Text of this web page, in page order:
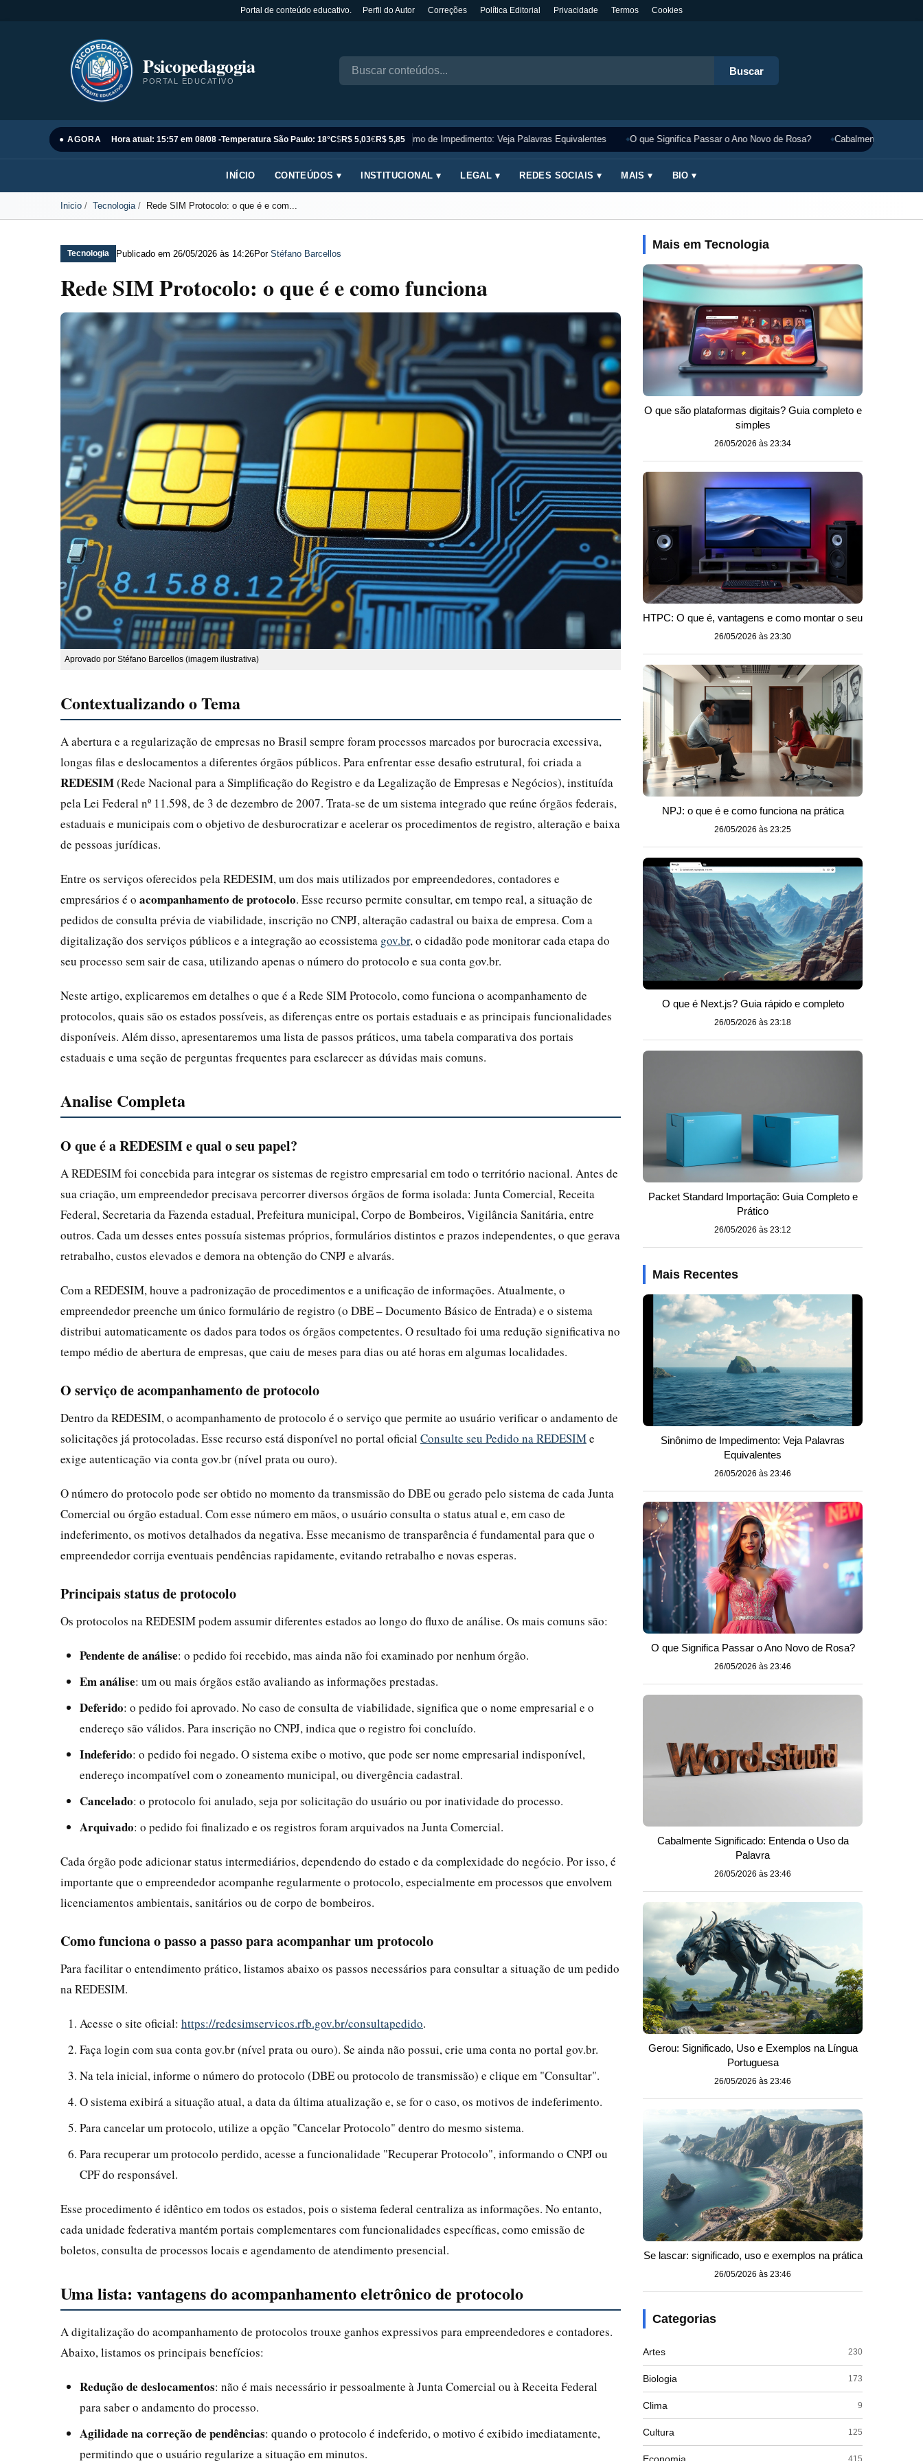
Portal de conteúdo educativo. Perfil do Autor Correções Política Editorial Privacidade Termos Cookies
Psicopedagogia
PORTAL EDUCATIVO
Buscar
● AGORA Hora atual: 15:57 em 08/08 -Temperatura São Paulo: 18°C$R$ 5,03€R$ 5,85
Sinônimo de Impedimento: Veja Palavras Equivalentes O que Significa Passar o Ano Novo de Rosa? Cabalmente
INÍCIO CONTEÚDOS ▾ INSTITUCIONAL ▾ LEGAL ▾ REDES SOCIAIS ▾ MAIS ▾ BIO ▾
Inicio Tecnologia Rede SIM Protocolo: o que é e com...
Tecnologia Publicado em 26/05/2026 às 14:26Por Stéfano Barcellos
Rede SIM Protocolo: o que é e como funciona
Aprovado por Stéfano Barcellos (imagem ilustrativa)
Contextualizando o Tema
A abertura e a regularização de empresas no Brasil sempre foram processos marcados por burocracia excessiva,
longas filas e deslocamentos a diferentes órgãos públicos. Para enfrentar esse desafio estrutural, foi criada a
REDESIM(Rede Nacional para a Simplificação do Registro e da Legalização de Empresas e Negócios), instituída
pela Lei Federal nº 11.598, de 3 de dezembro de 2007. Trata-se de um sistema integrado que reúne órgãos federais,
estaduais e municipais com o objetivo de desburocratizar e acelerar os procedimentos de registro, alteração e baixa
de pessoas jurídicas.
Entre os serviços oferecidos pela REDESIM, um dos mais utilizados por empreendedores, contadores e
empresários é o acompanhamento de protocolo. Esse recurso permite consultar, em tempo real, a situação de
pedidos de consulta prévia de viabilidade, inscrição no CNPJ, alteração cadastral ou baixa de empresa. Com a
digitalização dos serviços públicos e a integração ao ecossistema gov.br, o cidadão pode monitorar cada etapa do
seu processo sem sair de casa, utilizando apenas o número do protocolo e sua conta gov.br.
Neste artigo, explicaremos em detalhes o que é a Rede SIM Protocolo, como funciona o acompanhamento de
protocolos, quais são os estados possíveis, as diferenças entre os portais estaduais e as principais funcionalidades
disponíveis. Além disso, apresentaremos uma lista de passos práticos, uma tabela comparativa dos portais
estaduais e uma seção de perguntas frequentes para esclarecer as dúvidas mais comuns.
Analise Completa
O que é a REDESIM e qual o seu papel?
A REDESIM foi concebida para integrar os sistemas de registro empresarial em todo o território nacional. Antes de
sua criação, um empreendedor precisava percorrer diversos órgãos de forma isolada: Junta Comercial, Receita
Federal, Secretaria da Fazenda estadual, Prefeitura municipal, Corpo de Bombeiros, Vigilância Sanitária, entre
outros. Cada um desses entes possuía sistemas próprios, formulários distintos e prazos independentes, o que gerava
retrabalho, custos elevados e demora na obtenção do CNPJ e alvarás.
Com a REDESIM, houve a padronização de procedimentos e a unificação de informações. Atualmente, o
empreendedor preenche um único formulário de registro (o DBE – Documento Básico de Entrada) e o sistema
distribui automaticamente os dados para todos os órgãos competentes. O resultado foi uma redução significativa no
tempo médio de abertura de empresas, que caiu de meses para dias ou até horas em algumas localidades.
O serviço de acompanhamento de protocolo
Dentro da REDESIM, o acompanhamento de protocolo é o serviço que permite ao usuário verificar o andamento de
solicitações já protocoladas. Esse recurso está disponível no portal oficial Consulte seu Pedido na REDESIMe
exige autenticação via conta gov.br (nível prata ou ouro).
O número do protocolo pode ser obtido no momento da transmissão do DBE ou gerado pelo sistema de cada Junta
Comercial ou órgão estadual. Com esse número em mãos, o usuário consulta o status atual e, em caso de
indeferimento, os motivos detalhados da negativa. Esse mecanismo de transparência é fundamental para que o
empreendedor corrija eventuais pendências rapidamente, evitando retrabalho e novas esperas.
Principais status de protocolo
Os protocolos na REDESIM podem assumir diferentes estados ao longo do fluxo de análise. Os mais comuns são:
Pendente de análise: o pedido foi recebido, mas ainda não foi examinado por nenhum órgão.
Em análise: um ou mais órgãos estão avaliando as informações prestadas.
Deferido: o pedido foi aprovado. No caso de consulta de viabilidade, significa que o nome empresarial e o
endereço são válidos. Para inscrição no CNPJ, indica que o registro foi concluído.
Indeferido: o pedido foi negado. O sistema exibe o motivo, que pode ser nome empresarial indisponível,
endereço incompatível com o zoneamento municipal, ou divergência cadastral.
Cancelado: o protocolo foi anulado, seja por solicitação do usuário ou por inatividade do processo.
Arquivado: o pedido foi finalizado e os registros foram arquivados na Junta Comercial.
Cada órgão pode adicionar status intermediários, dependendo do estado e da complexidade do negócio. Por isso, é
importante que o empreendedor acompanhe regularmente o protocolo, especialmente em processos que envolvem
licenciamentos ambientais, sanitários ou de corpo de bombeiros.
Como funciona o passo a passo para acompanhar um protocolo
Para facilitar o entendimento prático, listamos abaixo os passos necessários para consultar a situação de um pedido
na REDESIM.
Acesse o site oficial: https://redesimservicos.rfb.gov.br/consultapedido.
Faça login com sua conta gov.br (nível prata ou ouro). Se ainda não possui, crie uma conta no portal gov.br.
Na tela inicial, informe o número do protocolo (DBE ou protocolo de transmissão) e clique em "Consultar".
O sistema exibirá a situação atual, a data da última atualização e, se for o caso, os motivos de indeferimento.
Para cancelar um protocolo, utilize a opção "Cancelar Protocolo" dentro do mesmo sistema.
Para recuperar um protocolo perdido, acesse a funcionalidade "Recuperar Protocolo", informando o CNPJ ou
CPF do responsável.
Esse procedimento é idêntico em todos os estados, pois o sistema federal centraliza as informações. No entanto,
cada unidade federativa mantém portais complementares com funcionalidades específicas, como emissão de
boletos, consulta de processos locais e agendamento de atendimento presencial.
Uma lista: vantagens do acompanhamento eletrônico de protocolo
A digitalização do acompanhamento de protocolos trouxe ganhos expressivos para empreendedores e contadores.
Abaixo, listamos os principais benefícios:
Redução de deslocamentos: não é mais necessário ir pessoalmente à Junta Comercial ou à Receita Federal
para saber o andamento do processo.
Agilidade na correção de pendências: quando o protocolo é indeferido, o motivo é exibido imediatamente,
permitindo que o usuário regularize a situação em minutos.
Mais em Tecnologia
O que são plataformas digitais? Guia completo e
simples
26/05/2026 às 23:34
HTPC: O que é, vantagens e como montar o seu
26/05/2026 às 23:30
NPJ: o que é e como funciona na prática
26/05/2026 às 23:25
O que é Next.js? Guia rápido e completo
26/05/2026 às 23:18
Packet Standard Importação: Guia Completo e
Prático
26/05/2026 às 23:12
Mais Recentes
Sinônimo de Impedimento: Veja Palavras
Equivalentes
26/05/2026 às 23:46
O que Significa Passar o Ano Novo de Rosa?
26/05/2026 às 23:46
Cabalmente Significado: Entenda o Uso da
Palavra
26/05/2026 às 23:46
Gerou: Significado, Uso e Exemplos na Língua
Portuguesa
26/05/2026 às 23:46
Se lascar: significado, uso e exemplos na prática
26/05/2026 às 23:46
Categorias
Artes 230
Biologia 173
Clima 9
Cultura 125
415